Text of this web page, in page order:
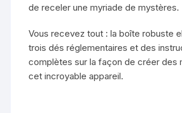
de receler une myriade de mystères.
Vous recevez tout : la boîte robuste
trois dés réglementaires et des
complètes sur la façon de créer des
cet incroyable appareil.